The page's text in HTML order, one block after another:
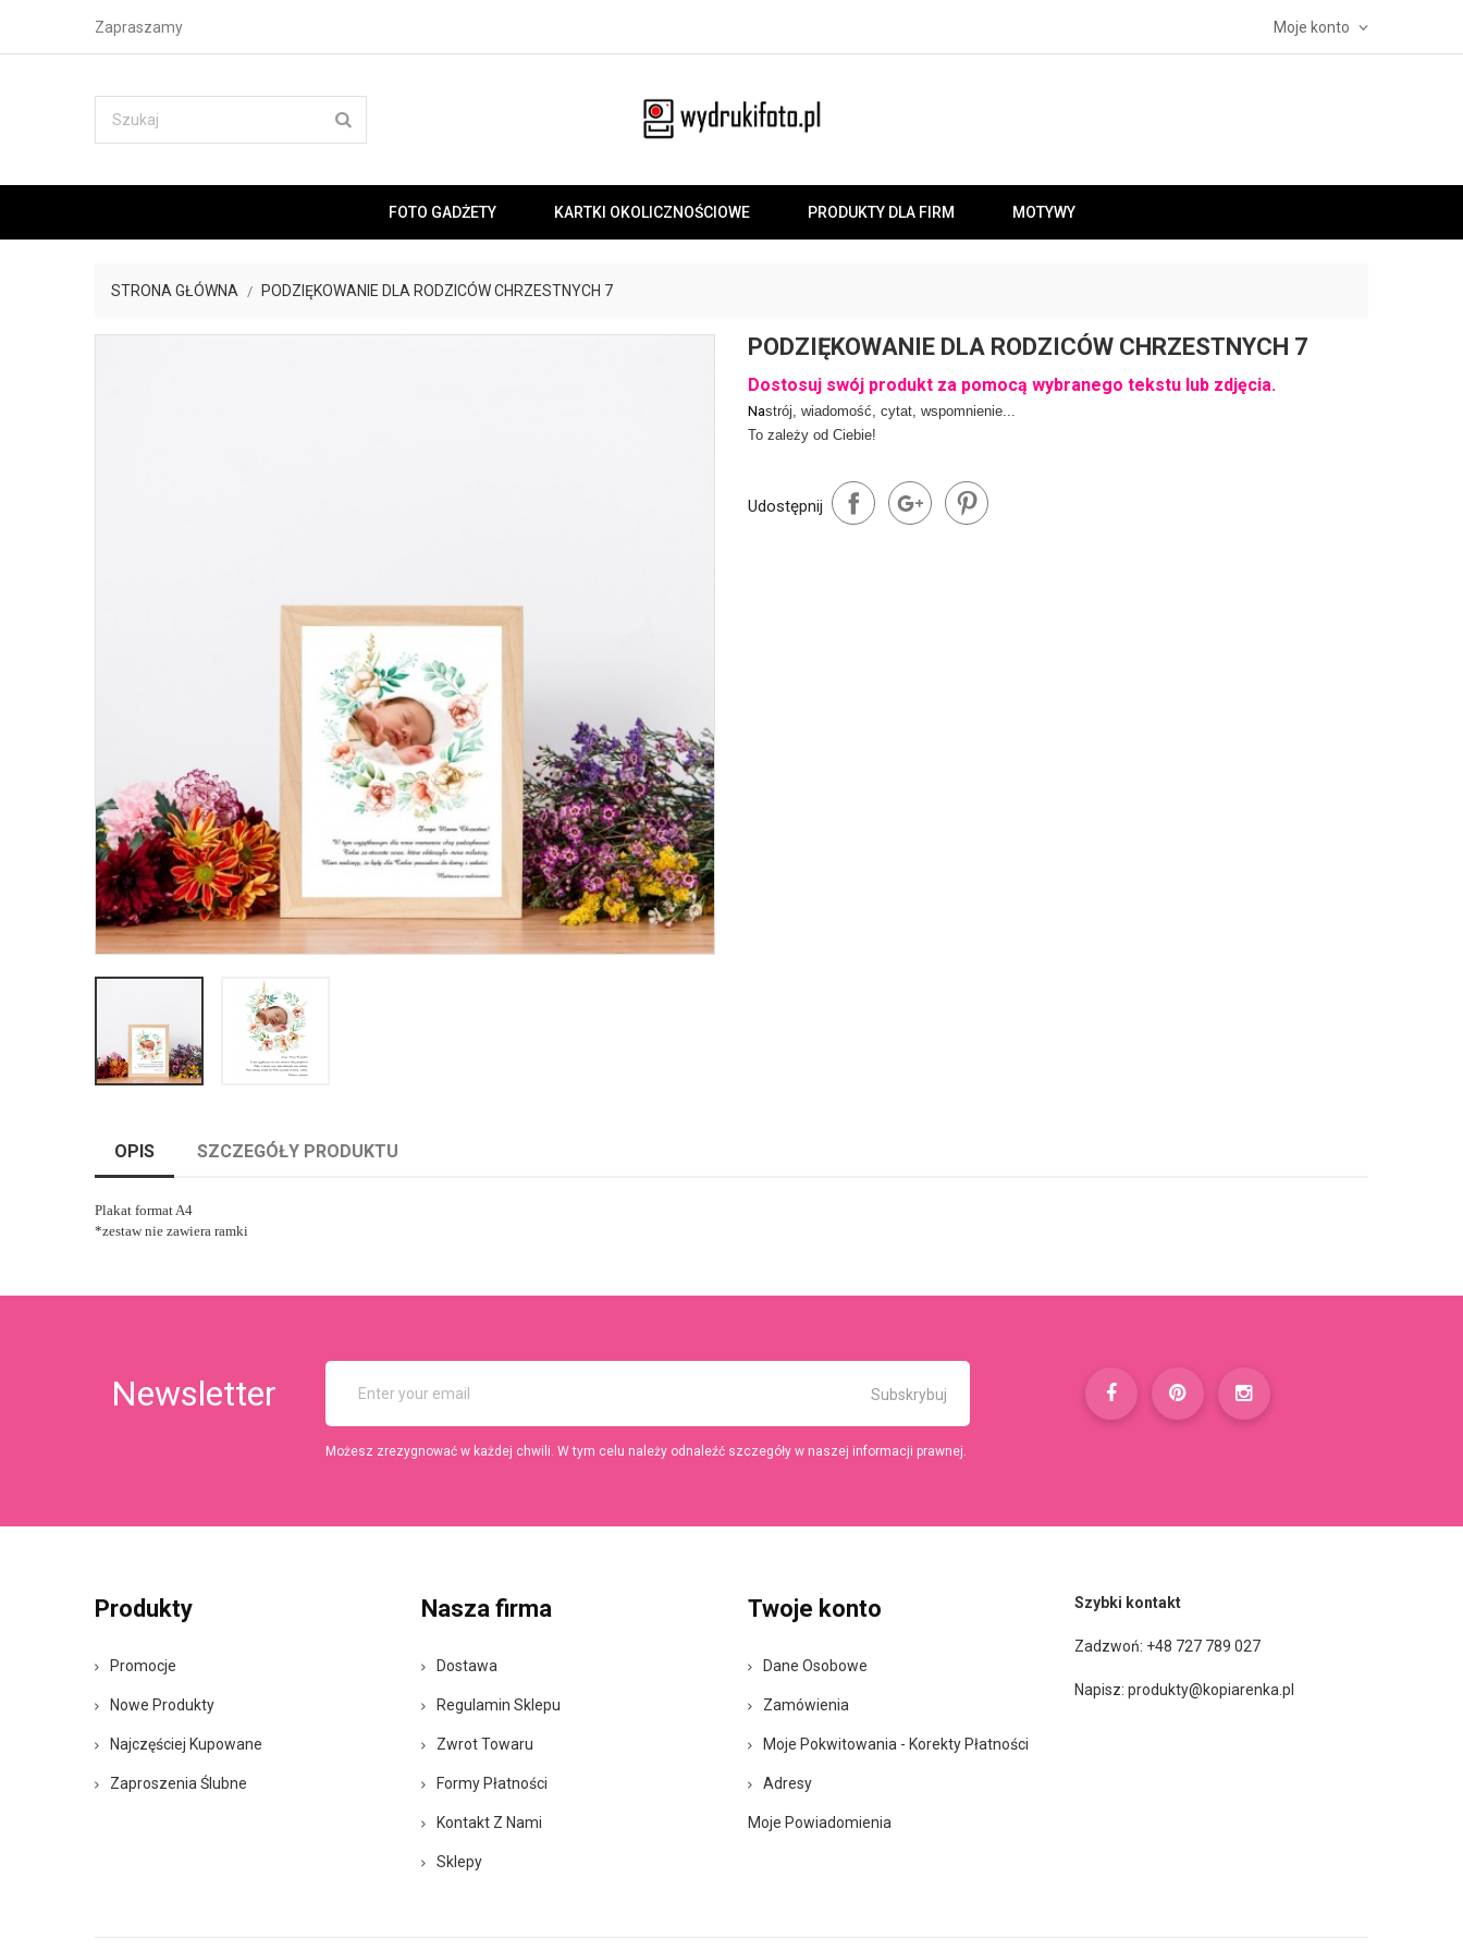
Zapraszamy Moje konto
FOTO GADŻETY KARTKI OKOLICZNOŚCIOWE PRODUKTY DLA FIRM MOTYWY
STRONA GŁÓWNA PODZIĘKOWANIE DLA RODZICÓW CHRZESTNYCH 7
PODZIĘKOWANIE DLA RODZICÓW CHRZESTNYCH 7
Dostosuj swój produkt za pomocą wybranego tekstu lub zdjęcia.
Nastrój, wiadomość, cytat, wspomnienie...
To zależy od Ciebie!
Udostępnij
OPIS SZCZEGÓŁY PRODUKTU
Plakat format A4
*zestaw nie zawiera ramki
Newsletter
Możesz zrezygnować w każdej chwili. W tym celu należy odnaleźć szczegóły w naszej informacji prawnej.
Produkty
Promocje
Nowe Produkty
Najczęściej Kupowane
Zaproszenia Ślubne
Nasza firma
Dostawa
Regulamin Sklepu
Zwrot Towaru
Formy Płatności
Kontakt Z Nami
Sklepy
Twoje konto
Dane Osobowe
Zamówienia
Moje Pokwitowania - Korekty Płatności
Adresy
Moje Powiadomienia
Szybki kontakt
Zadzwoń: +48 727 789 027
Napisz: produkty@kopiarenka.pl